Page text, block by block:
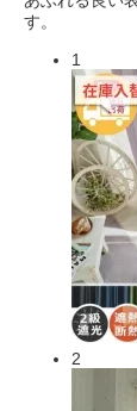
す。
1
2